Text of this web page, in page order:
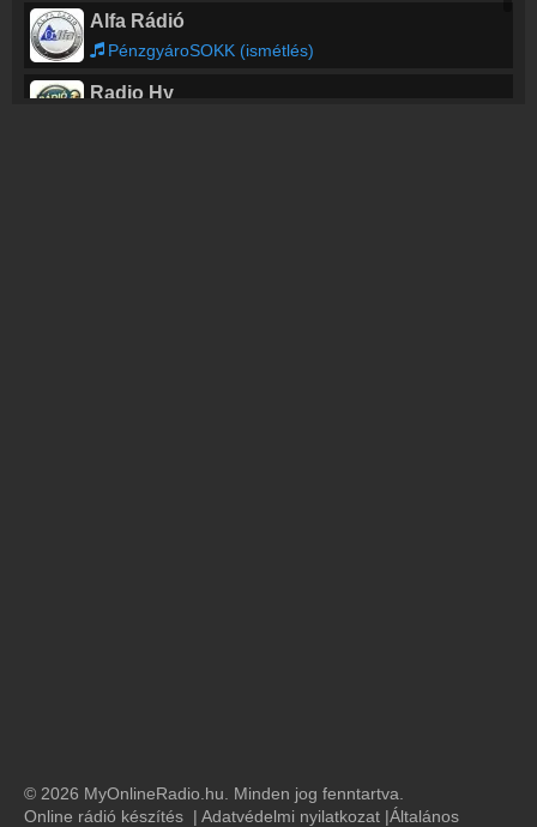
Alfa Rádió
PénzgyároSOKK (ismétlés)
Radio Hy
© 2026 MyOnlineRadio.hu. Minden jog fenntartva.
Online rádió készítés | Adatvédelmi nyilatkozat |Általános